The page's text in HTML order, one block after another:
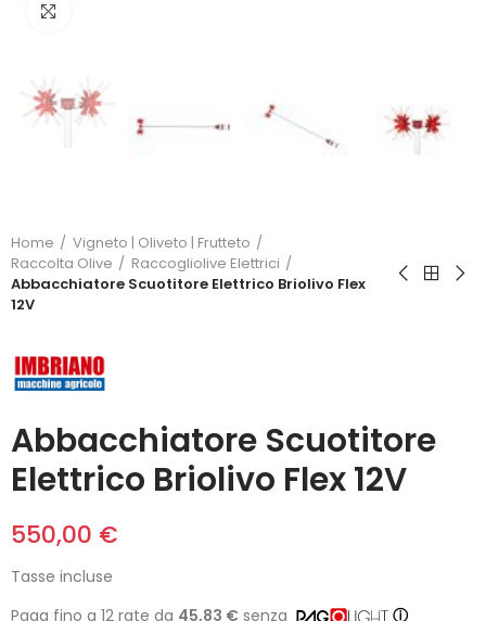
Home
Vigneto | Oliveto | Frutteto
Raccolta Olive
Raccogliolive Elettrici
Abbacchiatore Scuotitore Elettrico Briolivo Flex
12V
Abbacchiatore Scuotitore
Elettrico Briolivo Flex 12V
550,00 €
Tasse incluse
Paga fino a 12 rate da 45,83 € senza
ⓘ